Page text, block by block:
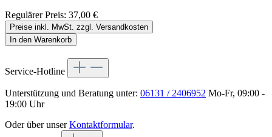
Regulärer Preis: 37,00 €
Preise inkl. MwSt. zzgl. Versandkosten
In den Warenkorb
Service-Hotline
Unterstützung und Beratung unter: 06131 / 2406952 Mo-Fr, 09:00 -
19:00 Uhr
Oder über unserKontaktformular.